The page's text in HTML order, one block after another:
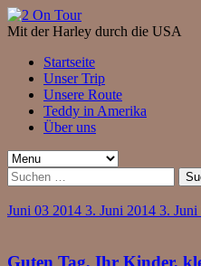
Mit der Harley durch die USA
Startseite
Unser Trip
Unsere Route
Teddy in Amerika
Über uns
Suchen
nach:
Juni 03 2014 3. Juni 2014 3. Juni
Guten Tag, Ihr Kinder,